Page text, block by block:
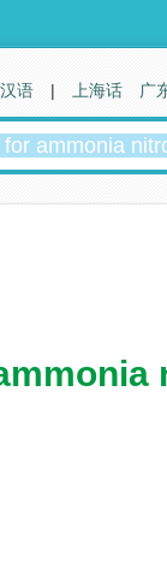
汉语 | 上海话 广